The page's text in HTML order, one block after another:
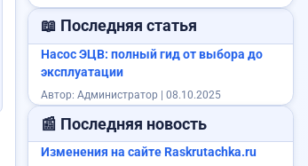
Продам авто
📖 Последняя статья
Насос ЭЦВ: полный гид от выбора до
эксплуатации
Автор: Администратор | 08.10.2025
📰 Последняя новость
Изменения на сайте Raskrutachka.ru